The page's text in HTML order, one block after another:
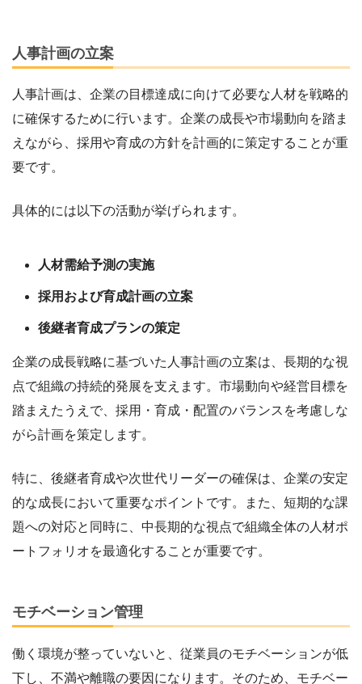
人事計画の立案
人事計画は、企業の目標達成に向けて必要な人材を戦略的
に確保するために行います。企業の成長や市場動向を踏ま
えながら、採用や育成の方針を計画的に策定することが重
要です。
具体的には以下の活動が挙げられます。
人材需給予測の実施
採用および育成計画の立案
後継者育成プランの策定
企業の成長戦略に基づいた人事計画の立案は、長期的な視
点で組織の持続的発展を支えます。市場動向や経営目標を
踏まえたうえで、採用・育成・配置のバランスを考慮しな
がら計画を策定します。
特に、後継者育成や次世代リーダーの確保は、企業の安定
的な成長において重要なポイントです。また、短期的な課
題への対応と同時に、中長期的な視点で組織全体の人材ポ
ートフォリオを最適化することが重要です。
モチベーション管理
働く環境が整っていないと、従業員のモチベーションが低
下し、不満や離職の要因になります。そのため、モチベー